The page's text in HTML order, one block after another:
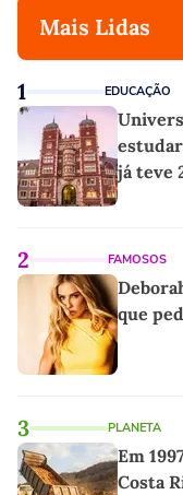
Mais Lidas
1 EDUCAÇÃO
estudar
já teve
2 FAMOSOS
que
3 PLANETA
Em
Costa